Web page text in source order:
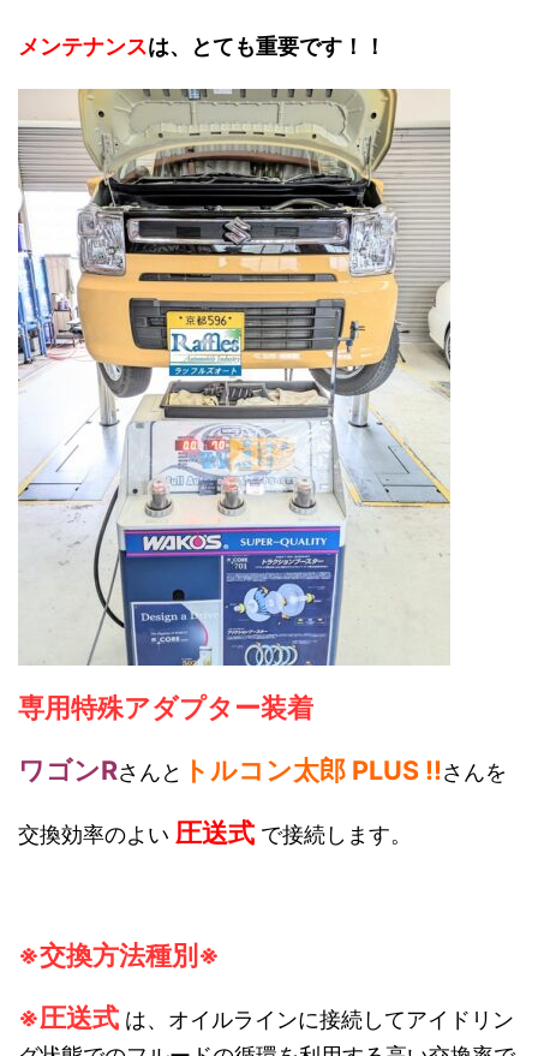
メンテナンスは、とても重要です！！
専用特殊アダプター装着
ワゴンRさんと トルコン太郎 PLUS !!さんを
交換効率のよい 圧送式 で接続します。
※交換方法種別※
※圧送式 は、オイルラインに接続してアイドリン